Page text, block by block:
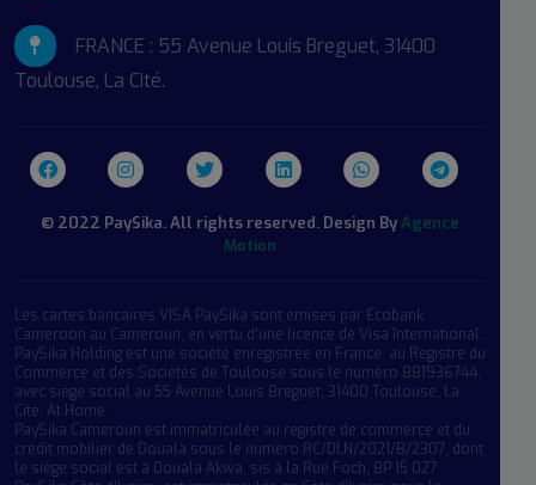
FRANCE : 55 Avenue Louis Breguet, 31400
Toulouse, La Cité.
© 2022 PaySika. All rights reserved. Design ByAgence
Motion
Les cartes bancaires VISA PaySika sont émises par Ecobank
Cameroon au Cameroun, en vertu d’une licence de Visa International.
PaySika Holding est une société enregistrée en France, au Registre du
Commerce et des Sociétés de Toulouse sous le numéro 881936744,
avec siège social au 55 Avenue Louis Breguet, 31400 Toulouse, La
Cité, At Home.
PaySika Cameroun est immatriculée au registre de commerce et du
crédit mobilier de Douala sous le numéro RC/DLN/2021/B/2307, dont
le siège social est à Douala Akwa, sis à la Rue Foch; BP 15 027